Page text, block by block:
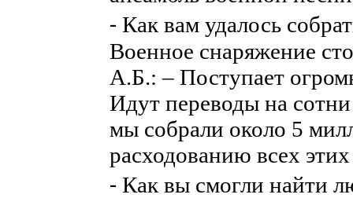
⁃ Как вам удалось
Военное снаряжение
А.Б.: – Поступает
Идут переводы на
мы собрали около 5
расходованию всех
⁃ Как вы смогли найти